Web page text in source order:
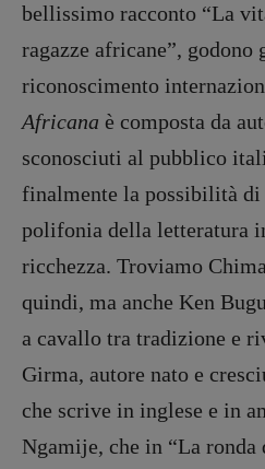
bellissimo racconto “La
ragazze africane”, godono
riconoscimento
Africana è composta da
sconosciuti al pubblico
finalmente la possibilità
polifonia della letteratura
ricchezza. Troviamo
quindi, ma anche Ken
a cavallo tra tradizione e
Girma, autore nato e
che scrive in inglese e in
Ngamije, che in “La ronda